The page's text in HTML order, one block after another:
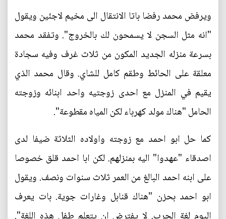
ويرفض محمد رفضا باتا الانتقال الى مخيم لاجئين ويقول
"انه مثل السجن لا يسمحون لك بالخروج". وتفقد محمد
بسرعة منزله الجديد المكون من ثلاث غرف وفيه سجادة
معلقة على الحائط وطقم كامل للشاي. وقال محمد الذي
يقيم في المنزل مع احدى زوجتيه واحد ابنائه وزوجته
الحامل "هناك مولد كهرباء لكن المياه مقطوعة".
كما حل ابو احمد مع زوجته واولاده الثلاثة ضيفا لدى
اصدقاء "عهدوا" اليه بمنزلهم. لكن ابا احمد قلق خصوصا
على ابنه احمد البالغ من العمر ثلاث سنوات ونصف. ويقول
ابو احمد بحزن "هناك قنابل وغارات جوية. بات يعرف